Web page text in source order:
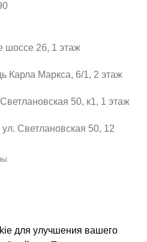
шоссе 2б, 1 этаж
Карла Маркса, 6/1, 2 этаж
50, к1, 1 этаж
ул. Светлановская 50, ​12
для улучшения вашего